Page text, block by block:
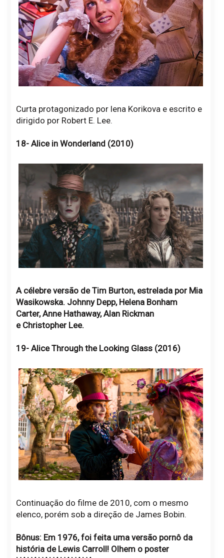
Curta protagonizado por lena Korikova e escrito e
dirigido por Robert E. Lee.
18- Alice in Wonderland (2010)
A célebre versão de Tim Burton, estrelada por Mia
Wasikowska. Johnny Depp, Helena Bonham
Carter, Anne Hathaway, Alan Rickman
e Christopher Lee.
19- Alice Through the Looking Glass (2016)
Continuação do filme de 2010, com o mesmo
elenco, porém sob a direção de James Bobin.
Bônus: Em 1976, foi feita uma versão pornô da
história de Lewis Carroll! Olhem o poster